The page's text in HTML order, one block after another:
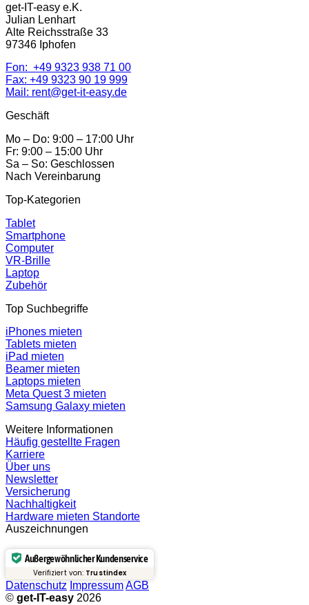
get-IT-easy e.K.
Julian Lenhart
Alte Reichsstraße 33
97346 Iphofen
Fon: +49 9323 938 71 00
Fax: +49 9323 90 19 999
Mail: rent@get-it-easy.de
Geschäft
Mo – Do: 9:00 – 17:00 Uhr
Fr: 9:00 – 15:00 Uhr
Sa – So: Geschlossen
Nach Vereinbarung
Top-Kategorien
Tablet
Smartphone
Computer
VR-Brille
Laptop
Zubehör
Top Suchbegriffe
iPhones mieten
Tablets mieten
iPad mieten
Beamer mieten
Laptops mieten
Meta Quest 3 mieten
Samsung Galaxy mieten
Weitere Informationen
Häufig gestellte Fragen
Karriere
Über uns
Newsletter
Versicherung
Nachhaltigkeit
Hardware mieten Standorte
Auszeichnungen
Außergewöhnlicher Kundenservice
Verifiziert von: Trustindex
Datenschutz ImpressumAGB
© get-IT-easy 2026